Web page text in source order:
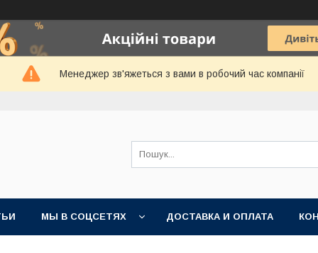
Менеджер зв'яжеться з вами в робочий час компанії
МЫ В СОЦСЕТЯХ ДОСТАВКА И ОПЛАТА